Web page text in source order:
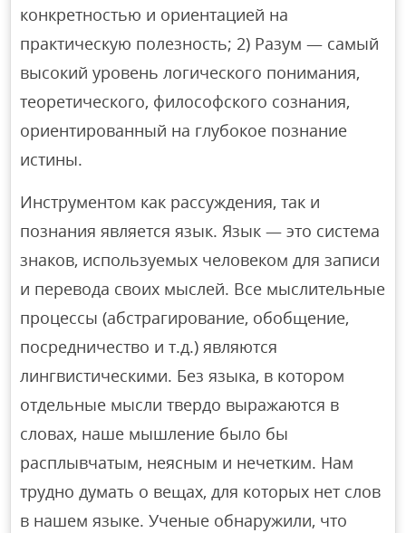
конкретностью и ориентацией на
практическую полезность; 2) Разум — самый
высокий уровень логического понимания,
теоретического, философского сознания,
ориентированный на глубокое познание
истины.
Инструментом как рассуждения, так и
познания является язык. Язык — это система
знаков, используемых человеком для записи
и перевода своих мыслей. Все мыслительные
процессы (абстрагирование, обобщение,
посредничество и т.д.) являются
лингвистическими. Без языка, в котором
отдельные мысли твердо выражаются в
словах, наше мышление было бы
расплывчатым, неясным и нечетким. Нам
трудно думать о вещах, для которых нет слов
в нашем языке. Ученые обнаружили, что